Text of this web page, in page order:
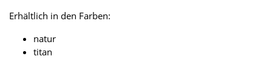
Erhältlich in den Farben:
natur
titan